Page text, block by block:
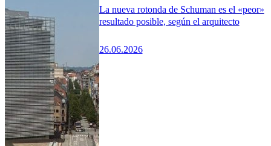
La nueva rotonda de Schuman es el «peor»
resultado posible, según el arquitecto
26.06.2026